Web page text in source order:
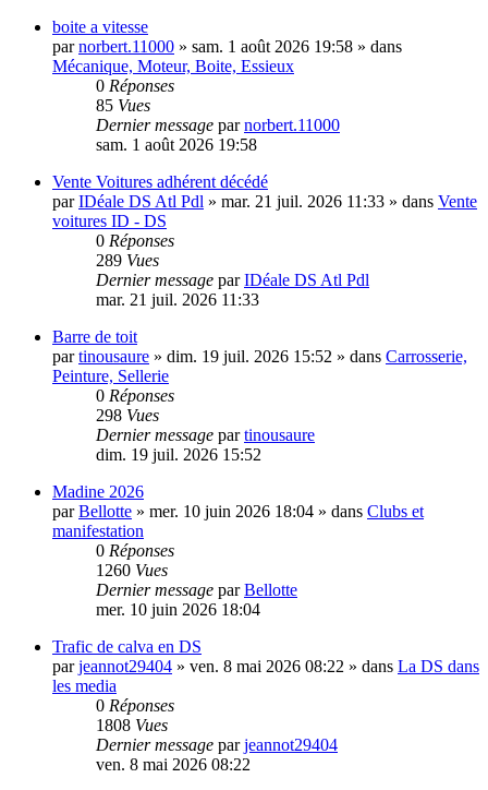
boite a vitesse
parnorbert.11000 » sam. 1 août 2026 19:58 » dans
Mécanique, Moteur, Boite, Essieux
0 Réponses
85 Vues
Dernier message parnorbert.11000
sam. 1 août 2026 19:58
Vente Voitures adhérent décédé
parIDéale DS Atl Pdl » mar. 21 juil. 2026 11:33 » dans Vente
voitures ID - DS
0 Réponses
289 Vues
Dernier message parIDéale DS Atl Pdl
mar. 21 juil. 2026 11:33
Barre de toit
partinousaure » dim. 19 juil. 2026 15:52 » dans Carrosserie,
Peinture, Sellerie
0 Réponses
298 Vues
Dernier message partinousaure
dim. 19 juil. 2026 15:52
Madine 2026
parBellotte » mer. 10 juin 2026 18:04 » dans Clubs et
manifestation
0 Réponses
1260 Vues
Dernier message parBellotte
mer. 10 juin 2026 18:04
Trafic de calva en DS
parjeannot29404 » ven. 8 mai 2026 08:22 » dans La DS dans
les media
0 Réponses
1808 Vues
Dernier message parjeannot29404
ven. 8 mai 2026 08:22